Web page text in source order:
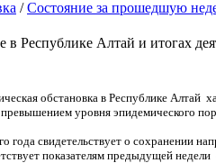
/Состояние за прошедшую
Республике Алтай и итогах
обстановка в Республике
уровня эпидемического
свидетельствует о сохранении
показателям предыдущей